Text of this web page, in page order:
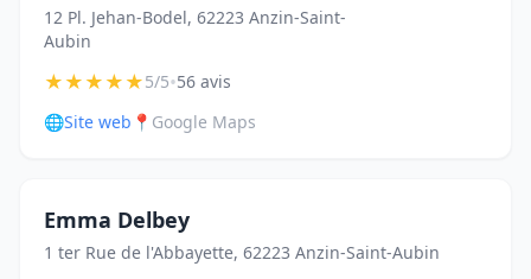
12 Pl. Jehan-Bodel, 62223 Anzin-Saint-
Aubin
★★★★★5/5•56 avis
🌐Site web 📍 Google Maps
Emma Delbey
1 ter Rue de l'Abbayette, 62223 Anzin-Saint-Aubin